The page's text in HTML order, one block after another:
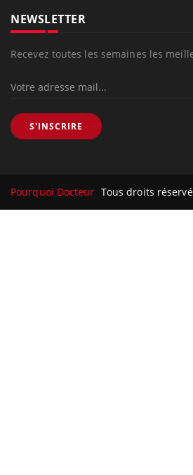
NEWSLETTER
Recevez toutes les semaines les
S'INSCRIRE
Pourquoi Docteur Tous droits